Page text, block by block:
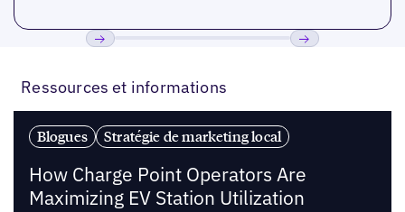
Ressources et informations
Blogues Stratégie de marketing local
How Charge Point Operators Are
Maximizing EV Station Utilization